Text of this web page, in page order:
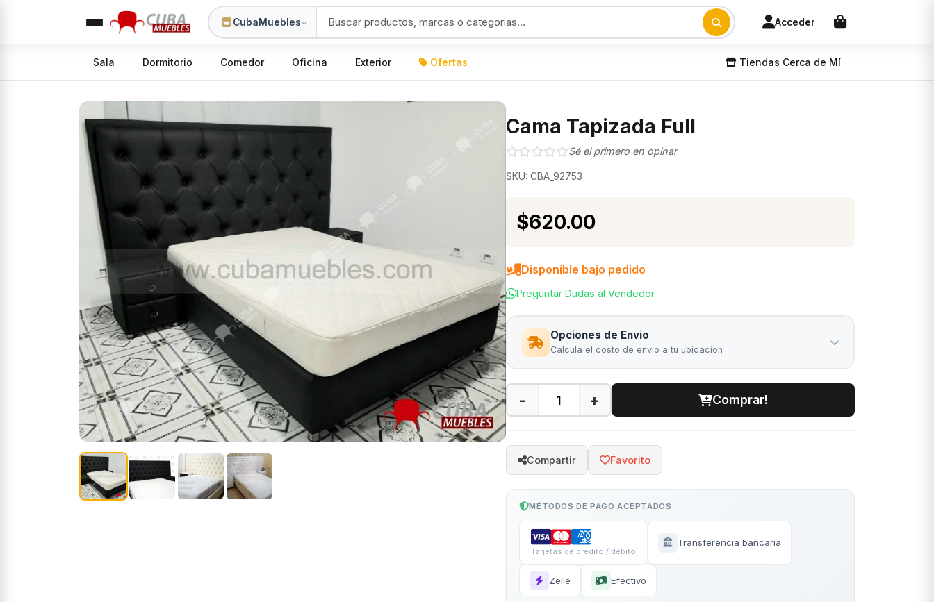
CubaMuebles Acceder
Sala Dormitorio Comedor Oficina Exterior Ofertas Tiendas Cerca de Mí
Cama Tapizada Full
Sé el primero en opinar
SKU: CBA_92753
$620.00
Disponible bajo pedido
Preguntar Dudas al Vendedor
Opciones de Envio
Calcula el costo de envio a tu ubicacion
- + Comprar!
Compartir Favorito
MÉTODOS DE PAGO ACEPTADOS
Tarjetas de crédito / débito
Transferencia bancaria
Zelle Efectivo